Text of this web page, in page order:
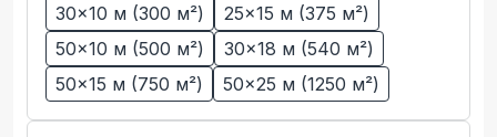
30×10 м (300 м²)
25×15 м (375 м²)
50×10 м (500 м²)
30×18 м (540 м²)
50×15 м (750 м²)
50×25 м (1250 м²)